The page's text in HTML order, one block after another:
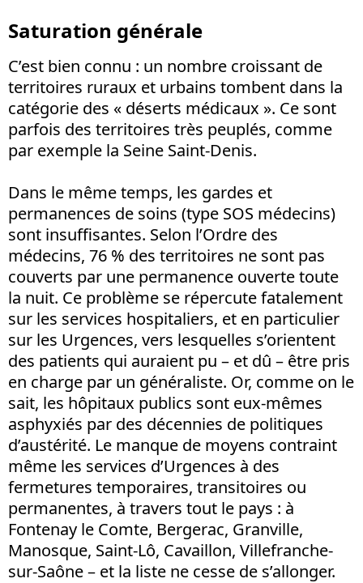
Saturation générale
C’est bien connu : un nombre croissant de
territoires ruraux et urbains tombent dans la
catégorie des « déserts médicaux ». Ce sont
parfois des territoires très peuplés, comme
par exemple la Seine Saint-Denis.
Dans le même temps, les gardes et
permanences de soins (type SOS médecins)
sont insuffisantes. Selon l’Ordre des
médecins, 76 % des territoires ne sont pas
couverts par une permanence ouverte toute
la nuit. Ce problème se répercute fatalement
sur les services hospitaliers, et en particulier
sur les Urgences, vers lesquelles s’orientent
des patients qui auraient pu – et dû – être pris
en charge par un généraliste. Or, comme on le
sait, les hôpitaux publics sont eux-mêmes
asphyxiés par des décennies de politiques
d’austérité. Le manque de moyens contraint
même les services d’Urgences à des
fermetures temporaires, transitoires ou
permanentes, à travers tout le pays : à
Fontenay le Comte, Bergerac, Granville,
Manosque, Saint-Lô, Cavaillon, Villefranche-
sur-Saône – et la liste ne cesse de s’allonger.